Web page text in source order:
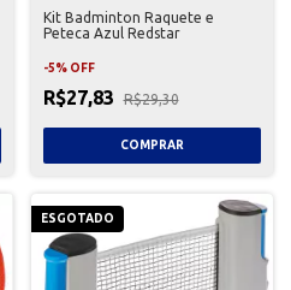
Kit Badminton Raquete e
Peteca Azul Redstar
-5% OFF
R$27,83 R$29,30
ESGOTADO